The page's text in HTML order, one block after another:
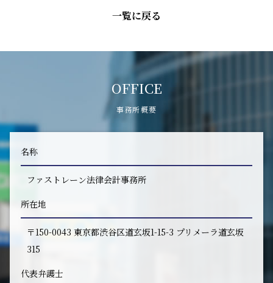
一覧に戻る
OFFICE
事務所概要
名称
ファストレーン法律会計事務所
所在地
〒150-0043 東京都渋谷区道玄坂1-15-3 プリメーラ道玄坂
315
代表弁護士